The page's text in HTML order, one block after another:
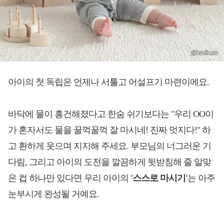
아이의 첫 독립은 언제나 서툴고 어설프기 마련이에요.
바닥에 물이 흥건해졌다고 한숨 쉬기보다는 "우리 OO이
가 혼자서도 물을 꿀꺽꿀꺽 잘 마시네! 진짜 멋지다!" 하
고 환하게 웃으며 지지해 주세요. 부모님의 너그러운 기
다림, 그리고 아이의 도전을 깔끔하게 뒷받침해 줄 알맞
은 컵 하나만 있다면 우리 아이의 '스스로 마시기'는 아주
눈부시게 완성될 거예요.